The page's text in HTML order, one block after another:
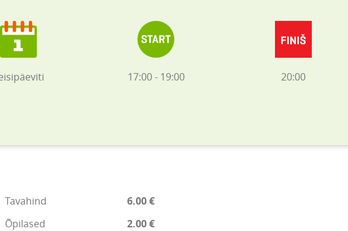
17:00 - 19:00 20:00
Tavahind
6.00 €
Õpilased
2.00 €